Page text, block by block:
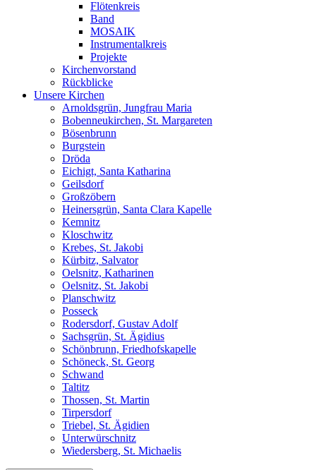
Flötenkreis
Band
MOSAIK
Instrumentalkreis
Projekte
Kirchenvorstand
Rückblicke
Unsere Kirchen
Arnoldsgrün, Jungfrau Maria
Bobenneukirchen, St. Margareten
Bösenbrunn
Burgstein
Dröda
Eichigt, Santa Katharina
Geilsdorf
Großzöbern
Heinersgrün, Santa Clara Kapelle
Kemnitz
Kloschwitz
Krebes, St. Jakobi
Kürbitz, Salvator
Oelsnitz, Katharinen
Oelsnitz, St. Jakobi
Planschwitz
Posseck
Rodersdorf, Gustav Adolf
Sachsgrün, St. Ägidius
Schönbrunn, Friedhofskapelle
Schöneck, St. Georg
Schwand
Taltitz
Thossen, St. Martin
Tirpersdorf
Triebel, St. Ägidien
Unterwürschnitz
Wiedersberg, St. Michaelis